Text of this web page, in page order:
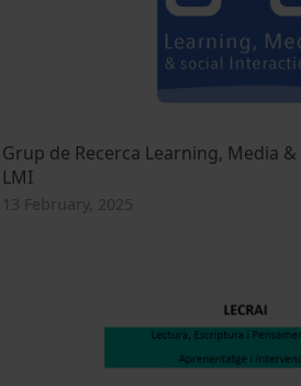
Grup de Recerca Learning, Media
LMI
13 February, 2025